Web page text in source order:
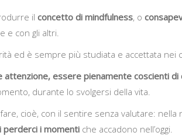
il concetto di mindfulness, o
e con gli altri.
ed è sempre più studiata e accettata nei
essere pienamente coscienti di
durante lo svolgersi della vita.
cioè, con il sentire senza valutare: nella
perderci i momenti che accadono nell’oggi.